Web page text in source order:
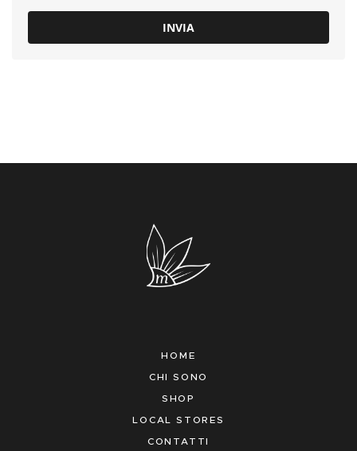
INVIA
HOME
CHI SONO
SHOP
LOCAL STORES
CONTATTI